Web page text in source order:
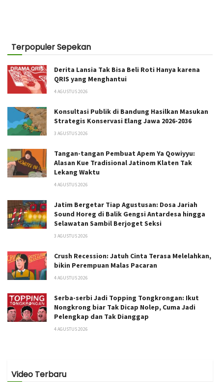
Terpopuler Sepekan
Derita Lansia Tak Bisa Beli Roti Hanya karena
QRIS yang Menghantui
4 AGUSTUS 2026
Konsultasi Publik di Bandung Hasilkan Masukan
Strategis Konservasi Elang Jawa 2026-2036
3 AGUSTUS 2026
Tangan-tangan Pembuat Apem Ya Qowiyyu:
Alasan Kue Tradisional Jatinom Klaten Tak
Lekang Waktu
4 AGUSTUS 2026
Jatim Bergetar Tiap Agustusan: Dosa Jariah
Sound Horeg di Balik Gengsi Antardesa hingga
Selawatan Sambil Berjoget Seksi
3 AGUSTUS 2026
Crush Recession: Jatuh Cinta Terasa Melelahkan,
bikin Perempuan Malas Pacaran
4 AGUSTUS 2026
Serba-serbi Jadi Topping Tongkrongan: Ikut
Nongkrong biar Tak Dicap Nolep, Cuma Jadi
Pelengkap dan Tak Dianggap
4 AGUSTUS 2026
Video Terbaru